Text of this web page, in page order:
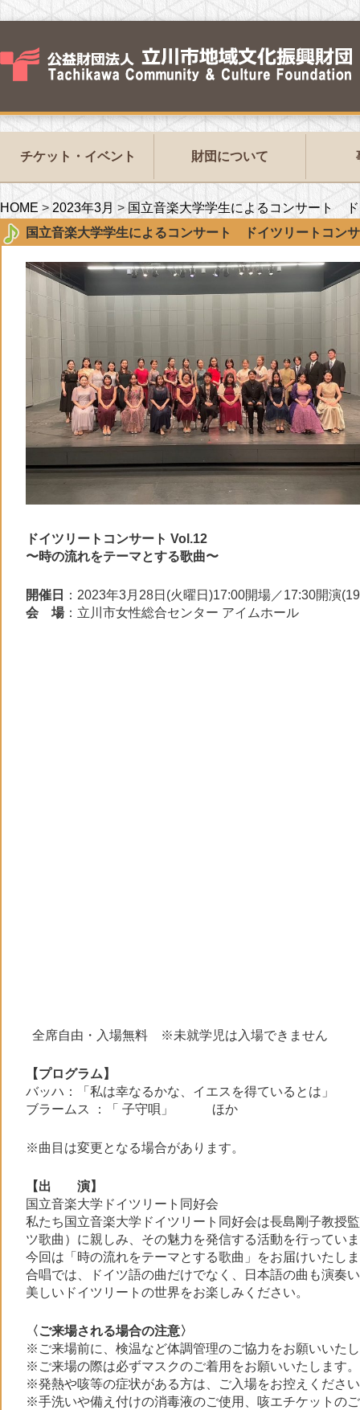
チケット・イベント 財団について
HOME >2023年3月 >国立音楽大学学生によるコンサート
国立音楽大学学生によるコンサート ドイツリートコン
ドイツリートコンサート Vol.12
〜時の流れをテーマとする歌曲〜
開催日
：2023年3月28日(火曜日)17:00開場／17:30
会 場：立川市女性総合センター アイムホール
全席自由・入場無料 ※未就学児は入場できません
【プログラム】
バッハ：「私は幸なるかな、イエスを得ているとは」
ブラームス ：「 子守唄」 ほか
※曲目は変更となる場合があります。
【出 演】
国立音楽大学ドイツリート同好会
私たち国立音楽大学ドイツリート同好会は長島剛子教授
ツ歌曲）に親しみ、その魅力を発信する活動を行ってい
今回は「時の流れをテーマとする歌曲」をお届けいたし
合唱では、ドイツ語の曲だけでなく、日本語の曲も演奏
美しいドイツリートの世界をお楽しみください。
〈ご来場される場合の注意〉
※ご来場前に、検温など体調管理のご協力をお願いいた
※ご来場の際は必ずマスクのご着用をお願いいたします。
※発熱や咳等の症状がある方は、ご入場をお控えくださ
※手洗いや備え付けの消毒液のご使用、咳エチケットの